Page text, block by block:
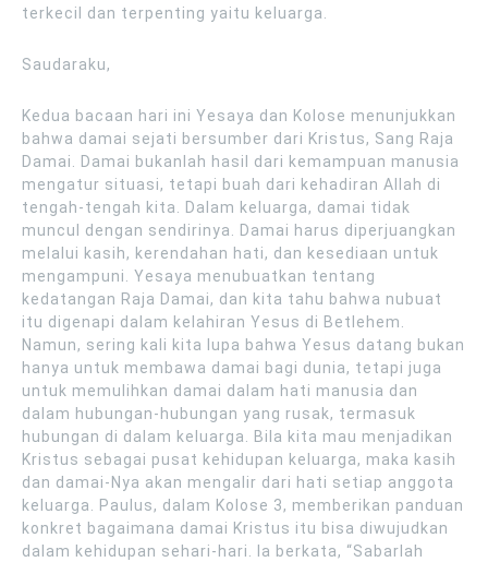
terkecil dan terpenting yaitu keluarga.
Saudaraku,
Kedua bacaan hari ini Yesaya dan Kolose menunjukkan
bahwa damai sejati bersumber dari Kristus, Sang Raja
Damai. Damai bukanlah hasil dari kemampuan manusia
mengatur situasi, tetapi buah dari kehadiran Allah di
tengah-tengah kita. Dalam keluarga, damai tidak
muncul dengan sendirinya. Damai harus diperjuangkan
melalui kasih, kerendahan hati, dan kesediaan untuk
mengampuni. Yesaya menubuatkan tentang
kedatangan Raja Damai, dan kita tahu bahwa nubuat
itu digenapi dalam kelahiran Yesus di Betlehem.
Namun, sering kali kita lupa bahwa Yesus datang bukan
hanya untuk membawa damai bagi dunia, tetapi juga
untuk memulihkan damai dalam hati manusia dan
dalam hubungan-hubungan yang rusak, termasuk
hubungan di dalam keluarga. Bila kita mau menjadikan
Kristus sebagai pusat kehidupan keluarga, maka kasih
dan damai-Nya akan mengalir dari hati setiap anggota
keluarga. Paulus, dalam Kolose 3, memberikan panduan
konkret bagaimana damai Kristus itu bisa diwujudkan
dalam kehidupan sehari-hari. Ia berkata, “Sabarlah